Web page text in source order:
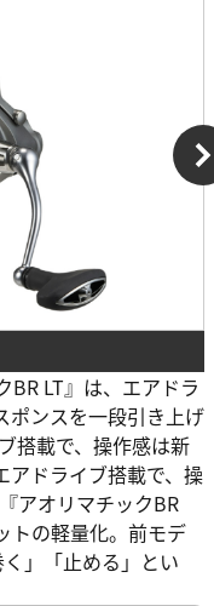
BR LT』は、エアドラ
ポンスを一段引き上げ
搭載で、操作感は新
アドライブ搭載で、操
アオリマチックBR
トの軽量化。前モデ
」「止める」とい